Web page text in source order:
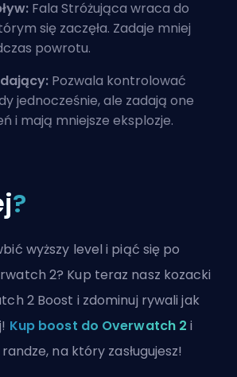
Fala Stróżująca wraca do
się zaczęła. Zadaje mniej
powrotu.
Pozwala kontrolować
jednocześnie, ale zadają one
i mają mniejsze eksplozje.
?
wyższy level i piąć się po
2? Kup teraz nasz kozacki
2 Boost i zdominuj rywali jak
Kup boost do Overwatch 2 i
na który zasługujesz!